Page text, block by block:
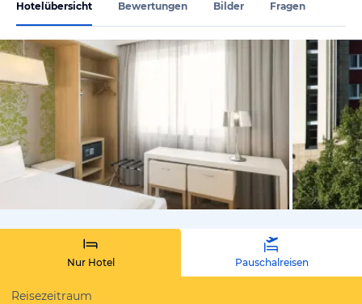
Hotelübersicht Bewertungen Bilder Fragen
vom
Nur Hotel Pauschalreisen
Reisezeitraum